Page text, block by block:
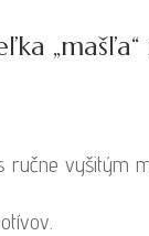
ručne vyšitým